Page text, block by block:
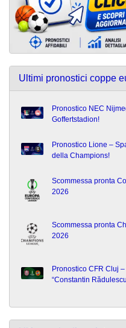
Ultimi pronostici coppe
Pronostico NEC
Goffertstadion!
Pronostico Lione –
della Champions!
Scommessa pronta
2026
Scommessa pronta
2026
Pronostico CFR Cluj
“Constantin